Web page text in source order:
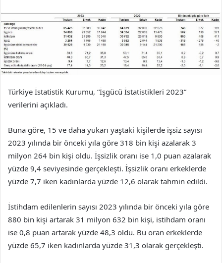
göndermek
Türkiye İstatistik Kurumu, “İşgücü İstatistikleri 2023”
verilerini açıkladı.
Buna göre, 15 ve daha yukarı yaştaki kişilerde işsiz sayısı
2023 yılında bir önceki yıla göre 318 bin kişi azalarak 3
milyon 264 bin kişi oldu. İşsizlik oranı ise 1,0 puan azalarak
yüzde 9,4 seviyesinde gerçekleşti. İşsizlik oranı erkeklerde
yüzde 7,7 iken kadınlarda yüzde 12,6 olarak tahmin edildi.
İstihdam edilenlerin sayısı 2023 yılında bir önceki yıla göre
880 bin kişi artarak 31 milyon 632 bin kişi, istihdam oranı
ise 0,8 puan artarak yüzde 48,3 oldu. Bu oran erkeklerde
yüzde 65,7 iken kadınlarda yüzde 31,3 olarak gerçekleşti.